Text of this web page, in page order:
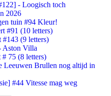
- Loogisch toch
2026
tuin #94 Kleur!
#91 (10 letters)
#143 (9 letters)
Aston Villa
# 75 (8 letters)
Leeuwen Brullen nog altijd in
#44 Vitesse mag weg